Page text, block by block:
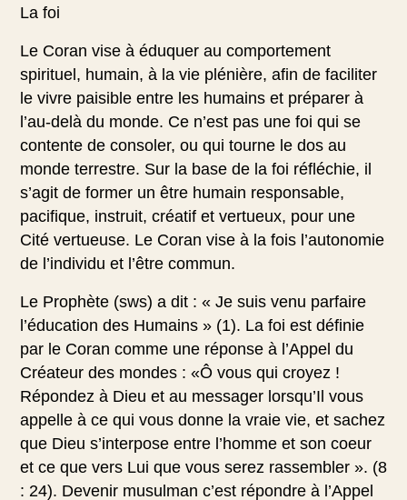
La foi
Le Coran vise à éduquer au comportement
spirituel, humain, à la vie plénière, afin de faciliter
le vivre paisible entre les humains et préparer à
l’au-delà du monde. Ce n’est pas une foi qui se
contente de consoler, ou qui tourne le dos au
monde terrestre. Sur la base de la foi réfléchie, il
s’agit de former un être humain responsable,
pacifique, instruit, créatif et vertueux, pour une
Cité vertueuse. Le Coran vise à la fois l’autonomie
de l’individu et l’être commun.
Le Prophète (sws) a dit : « Je suis venu parfaire
l’éducation des Humains » (1). La foi est définie
par le Coran comme une réponse à l’Appel du
Créateur des mondes : «Ô vous qui croyez !
Répondez à Dieu et au messager lorsqu’Il vous
appelle à ce qui vous donne la vraie vie, et sachez
que Dieu s’interpose entre l’homme et son coeur
et ce que vers Lui que vous serez rassembler ». (8
: 24). Devenir musulman c’est répondre à l’Appel